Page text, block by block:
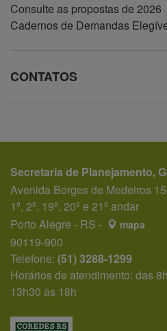
Consulte as propostas de 2026
Cadernos de Demandas
CONTATOS
Secretaria de Planejamento,
Avenida Borges de Medeiros
1º, 2º, 19º, 20º e 21º andar
Porto Alegre - RS -
mapa
90119-900
Telefone: (51) 3288-1299
Horários de atendimento: das
13h30 às 18h